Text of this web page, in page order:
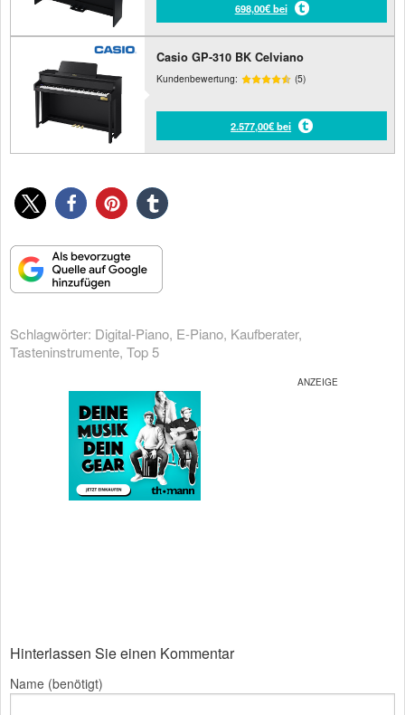
698,00€ bei
Casio GP-310 BK Celviano
Kundenbewertung: (5)
2.577,00€ bei
Schlagwörter: Digital-Piano, E-Piano, Kaufberater,
Tasteninstrumente, Top 5
Hinterlassen Sie einen Kommentar
Name (benötigt)